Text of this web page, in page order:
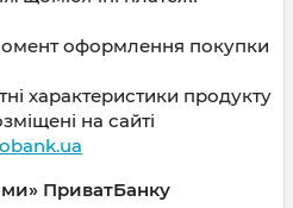
оформлення покупки
характеристики продукту
на сайті
ПриватБанку